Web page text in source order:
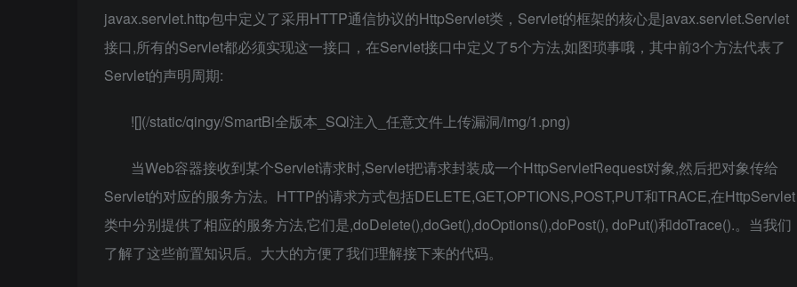
javax.servlet.http包中定义了采用HTTP通信协议的HttpServlet类，Servlet的框架的核心是javax.servlet.Servlet
接口,所有的Servlet都必须实现这一接口，在Servlet接口中定义了5个方法,如图琐事哦，其中前3个方法代表了
Servlet的声明周期:
![](/static/qingy/SmartBi全版本_SQl注入_任意文件上传漏洞/img/1.png)
当Web容器接收到某个Servlet请求时,Servlet把请求封装成一个HttpServletRequest对象,然后把对象传给
Servlet的对应的服务方法。HTTP的请求方式包括DELETE,GET,OPTIONS,POST,PUT和TRACE,在HttpServlet
类中分别提供了相应的服务方法,它们是,doDelete(),doGet(),doOptions(),doPost(), doPut()和doTrace().。当我们
了解了这些前置知识后。大大的方便了我们理解接下来的代码。